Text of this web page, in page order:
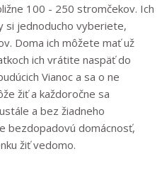
100 - 250 stromčekov. Ich
si jednoducho vyberiete,
Doma ich môžete mať už
ich vrátite naspäť do
Vianoc a sa o ne
žiť a každoročne sa
a bez žiadneho
bezdopadovú domácnosť,
žiť vedomo.